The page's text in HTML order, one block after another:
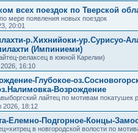
всех поездок по Тверской
мере появления новых поездок
20:01
р.Хихнийоки-ур.Сурисуо-
(Импиниеми)
релаксец в южной Карелии)
16:10
Глубокое-
Возрождение
лайтец по мотивам покатушек
2026, 18:12
Елемно-Подгорное-Концы-
в новгородской волости по